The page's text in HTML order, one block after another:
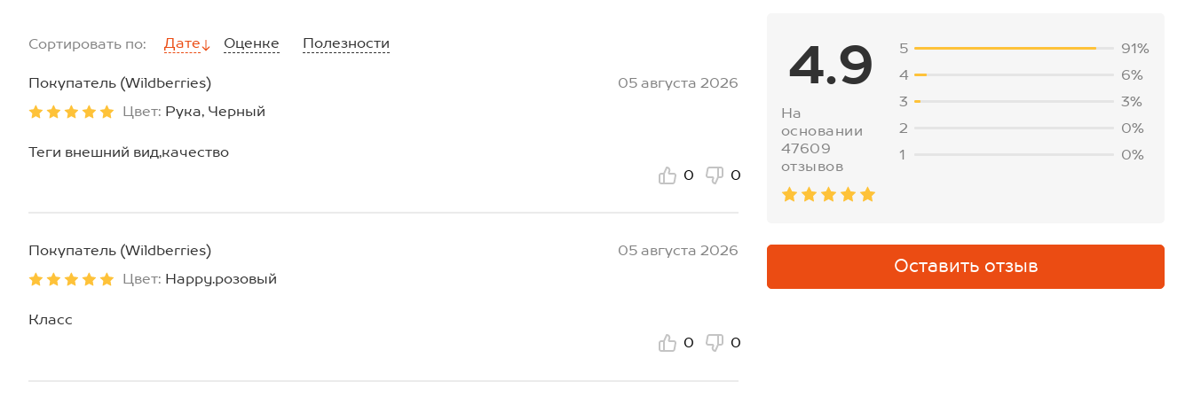
4.9
На
основании
47609
отзывов
5
91%
4
6%
3
3%
2
0%
1
0%
Оставить отзыв
Сортировать по: Дате Оценке Полезности
Покупатель (Wildberries)
05 августа 2026
Цвет: Рука, Черный
Теги внешний вид,качество
0
0
Покупатель (Wildberries)
05 августа 2026
Цвет: Happy.розовый
Класс
0
0